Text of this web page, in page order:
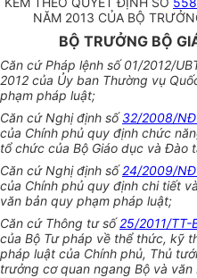
NĂM 2013 CỦA BỘ
BỘ TRƯỞNG BỘ
Căn cứ Pháp lệnh số 01/2012/
2012 của Ủy ban Thường vụ
phạm pháp luật;
Căn cứ Nghị định số32/2008/
của Chính phủ quy định chức
tổ chức của Bộ Giáo dục và Đào
Căn cứ Nghị định số24/2009/
của Chính phủ quy định chi tiết
văn bản quy phạm pháp luật;
Căn cứ Thông tư số25/2011/TT-
của Bộ Tư pháp về thể thức, kỹ
pháp luật của Chính phủ, Thủ
trưởng cơ quan ngang Bộ và